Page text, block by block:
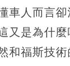
車人而言
又是為什
和福斯技